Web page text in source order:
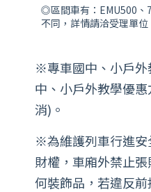
◎區間車有：EMU500、
不同，詳情請洽受理單位
※專車國中、小戶外
中、小戶外教學優
消)。
※為維護列車行進安
財權，車廂外禁止
何裝飾品，若違反